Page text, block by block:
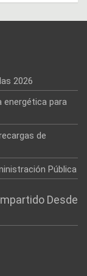
2026
energética para
de
Pública
Desde